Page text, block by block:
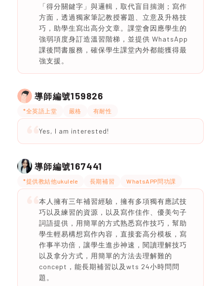
「得分關鍵字」與邏輯，取代盲目揣測；寫作
方面，透過獨家筆記教授審題、立意及升格技
巧，助學生寫出高分文章。課堂會因應學生的
強弱項度身訂造溫習階梯，並提供 WhatsApp
課後問書服務，確保學生課堂內外都能獲得最
強支援。
導師編號159826
*全英語上堂 嚴格 有耐性
Yes, I am interested!
導師編號167441
*提供教結他ukulele 長期補習 WhatsAPP問功課
本人擁有三年補習經驗，擁有多項獨有應試技
巧以及練習的資源，以及寫作佳作、優美句子
詞語提供，用簡單的方式熟悉寫作技巧，幫助
學生輕易構想寫作內容，直接套高分模板，寫
作事半功倍，讓學生進步神速，閱讀理解技巧
以及拿分方式，用簡單的方法去理解難的
concept，能長期補習以及wts 24小時問問
題。